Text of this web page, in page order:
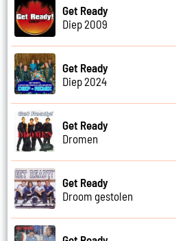
Get Ready
Diep 2009
Get Ready
Diep 2024
Get Ready
Dromen
Get Ready
Droom gestolen